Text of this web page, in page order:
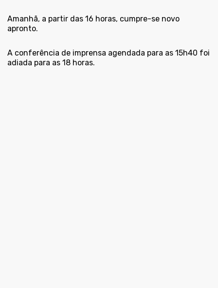
Amanhã, a partir das 16 horas, cumpre-se novo
apronto.
A conferência de imprensa agendada para as 15h40 foi
adiada para as 18 horas.